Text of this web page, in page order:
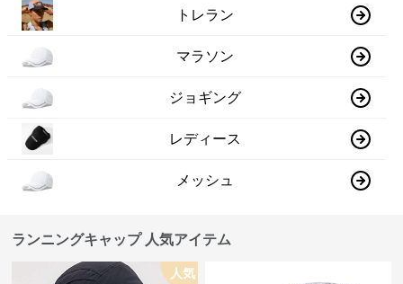
トレラン
マラソン
ジョギング
レディース
メッシュ
ランニングキャップ 人気アイテム
人気